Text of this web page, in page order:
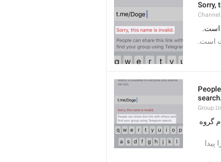
Sorry,
است.
است.